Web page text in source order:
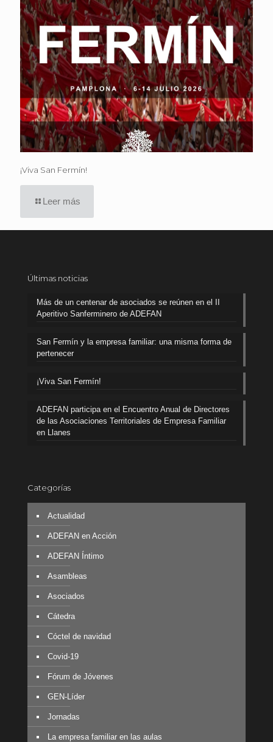
¡Viva San Fermín!
Leer más
Últimas noticias
Más de un centenar de asociados se reúnen en el II
Aperitivo Sanferminero de ADEFAN
San Fermín y la empresa familiar: una misma forma de
pertenecer
¡Viva San Fermín!
ADEFAN participa en el Encuentro Anual de Directores
de las Asociaciones Territoriales de Empresa Familiar
en Llanes
Categorías
Actualidad
ADEFAN en Acción
ADEFAN Íntimo
Asambleas
Asociados
Cátedra
Cóctel de navidad
Covid-19
Fórum de Jóvenes
GEN-Líder
Jornadas
La empresa familiar en las aulas